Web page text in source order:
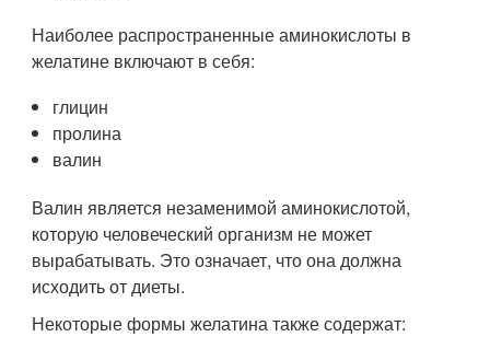
Наиболее распространенные аминокислоты в
желатине включают в себя:
глицин
пролина
валин
Валин является незаменимой аминокислотой,
которую человеческий организм не может
вырабатывать. Это означает, что она должна
исходить от диеты.
Некоторые формы желатина также содержат: